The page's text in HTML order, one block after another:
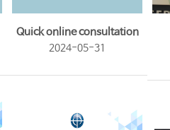
Quick online consultation
2024-05-31